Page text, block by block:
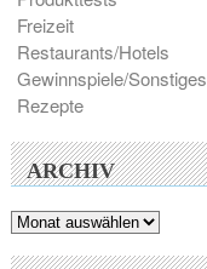
Freizeit
Restaurants/Hotels
Gewinnspiele/Sonstiges
Rezepte
ARCHIV
Archiv